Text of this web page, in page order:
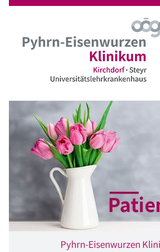
Pyhrn-Eisenwurzen